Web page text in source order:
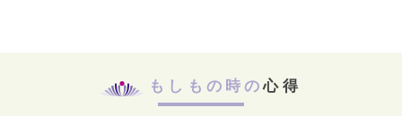
もしもの時の心得